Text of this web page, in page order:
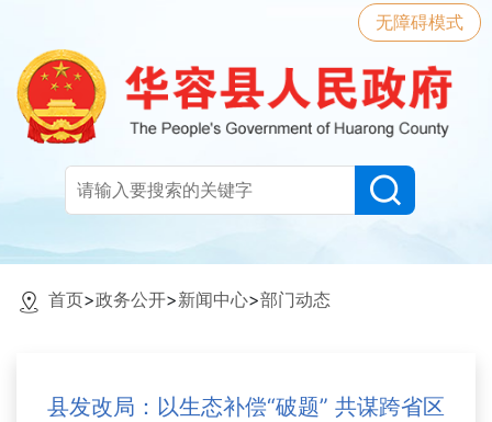
无障碍模式
首页>政务公开>新闻中心>部门动态
县发改局：以生态补偿“破题” 共谋跨省区